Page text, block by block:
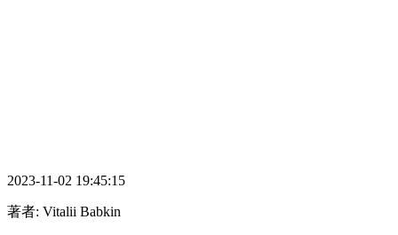
2023-11-02 19:45:15
著者: Vitalii Babkin